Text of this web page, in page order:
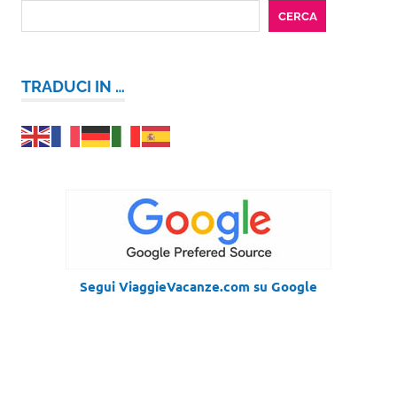
CERCA
TRADUCI IN …
Segui ViaggieVacanze.com su Google